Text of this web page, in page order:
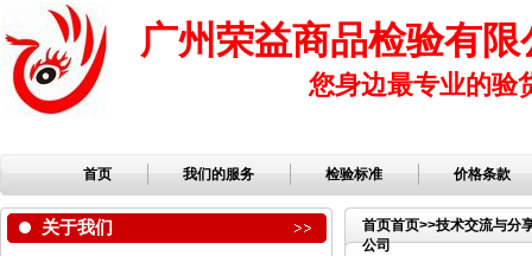
广州荣益商品检验有限
您身边最专业的验
首页 我们的服务 检验标准 价格条款
关于我们 首页首页>>技术交流与分
公司